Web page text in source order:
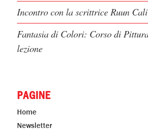
Incontro con la scrittrice Ruun
Fantasia di Colori: Corso di
lezione
PAGINE
Home
Newsletter